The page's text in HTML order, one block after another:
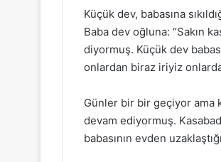
Küçük dev, babasına
Baba dev oğluna: “Sakın
diyormuş. Küçük dev
onlardan biraz iriyiz
Günler bir bir geçiyor ama
devam ediyormuş.
babasının evden